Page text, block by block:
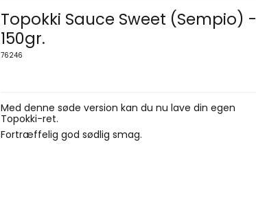
Topokki Sauce Sweet (Sempio) -
150gr.
76246
Med denne søde version kan du nu lave din egen
Topokki-ret.
Fortræffelig god sødlig smag.